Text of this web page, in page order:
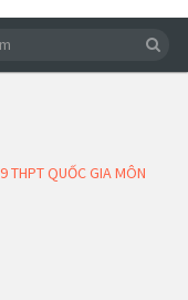
THPT QUỐC GIA MÔN